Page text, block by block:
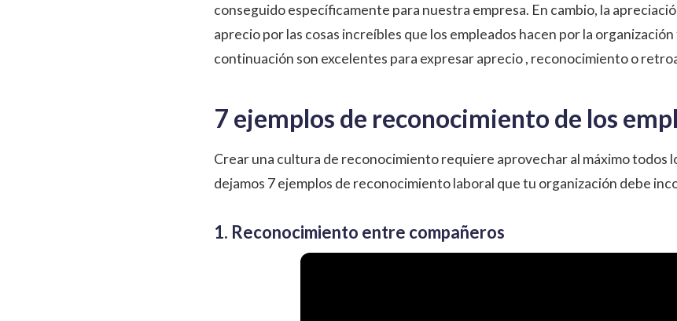
conseguido específicamente para nuestra empresa. En cambio, la
aprecio por las cosas increíbles que los empleados hacen por la
continuación son excelentes para expresar aprecio , reconocimiento o
7 ejemplos de reconocimiento de los
Crear una cultura de reconocimiento requiere aprovechar al máximo todos
dejamos 7 ejemplos de reconocimiento laboral que tu organización debe
1. Reconocimiento entre compañeros